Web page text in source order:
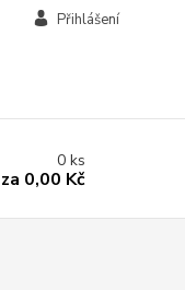
Přihlášení
0ks
za 0,00 Kč